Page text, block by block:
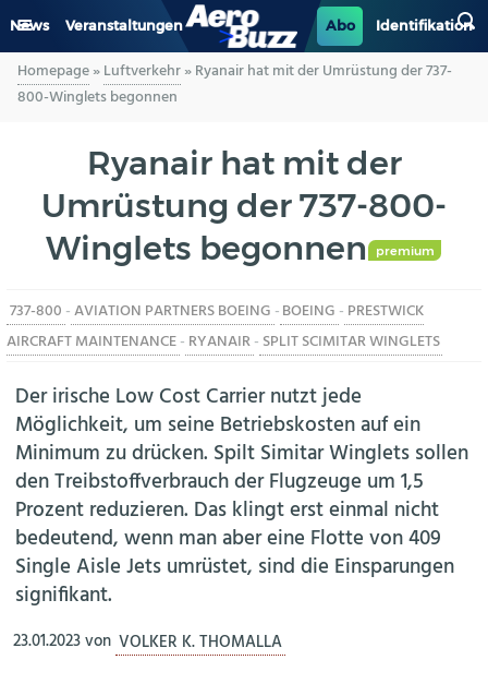
News Veranstaltungen Abo Identifikation
GENERAL AVIATION
LUFTVERKEHR
MILITÄR
INDUSTRIE
BERUFE
AERO-KULTUR
Homepage»Luftverkehr»Ryanair hat mit der Umrüstung der 737-
800-Winglets begonnen
Ryanair hat mit der
Umrüstung der 737-800-
Winglets begonnen
premium
737-800 -AVIATION PARTNERS BOEING -BOEING - PRESTWICK
AIRCRAFT MAINTENANCE- RYANAIR- SPLIT SCIMITAR WINGLETS
Der irische Low Cost Carrier nutzt jede
Möglichkeit, um seine Betriebskosten auf ein
Minimum zu drücken. Spilt Simitar Winglets sollen
den Treibstoffverbrauch der Flugzeuge um 1,5
Prozent reduzieren. Das klingt erst einmal nicht
bedeutend, wenn man aber eine Flotte von 409
Single Aisle Jets umrüstet, sind die Einsparungen
signifikant.
23.01.2023von VOLKER K. THOMALLA